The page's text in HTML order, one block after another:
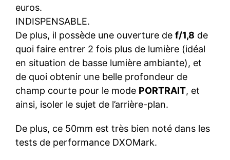
euros.
INDISPENSABLE.
De plus, il possède une ouverture de f/1,8 de
quoi faire entrer 2 fois plus de lumière (idéal
en situation de basse lumière ambiante), et
de quoi obtenir une belle profondeur de
champ courte pour le mode PORTRAIT, et
ainsi, isoler le sujet de l’arrière-plan.
De plus, ce 50mm est très bien noté dans les
tests de performance DXOMark.